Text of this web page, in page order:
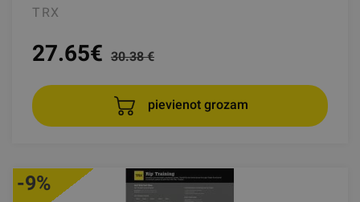
TRX
27.65€ 30.38 €
pievienot grozam
-9%